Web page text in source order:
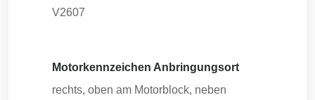
V2607
Motorkennzeichen Anbringungsort
rechts, oben am Motorblock, neben